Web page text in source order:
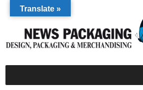
Translate »